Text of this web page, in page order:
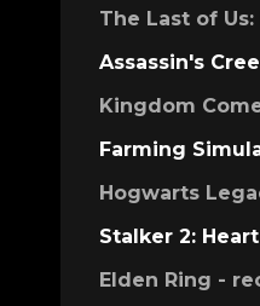
The Last of
Assassin's
Kingdom
Farming
Hogwarts
Stalker 2:
Elden Ring -